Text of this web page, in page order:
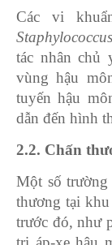
Các vi
tác nhân chủ
vùng hậu
tuyến hậu
dẫn đến hình
2.2. Chấn
Một số trường
thương tại khu
trước đó, như